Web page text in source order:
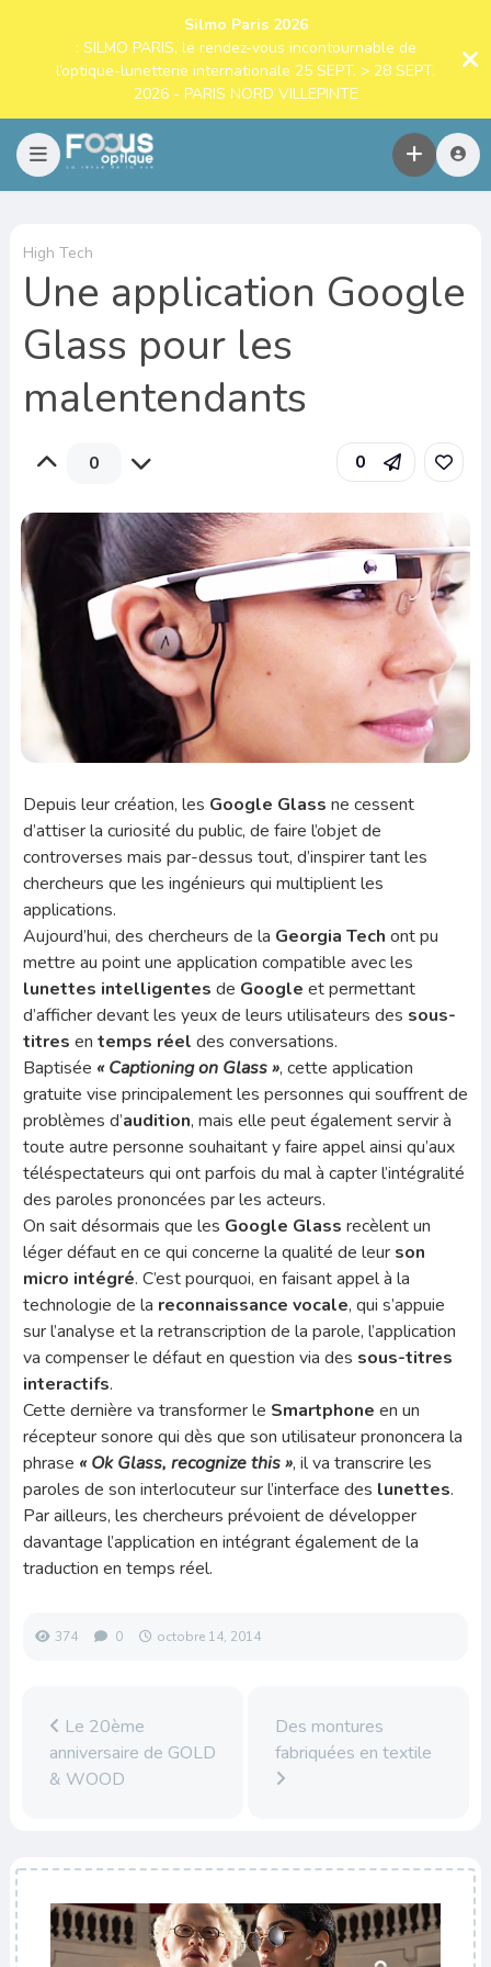
Silmo Paris 2026
: SILMO PARIS, le rendez-vous incontournable de
l’optique-lunetterie internationale 25 SEPT. > 28 SEPT.
2026 - PARIS NORD VILLEPINTE
High Tech
Une application Google
Glass pour les
malentendants
0 0
Depuis leur création, les Google Glass ne cessent
d’attiser la curiosité du public, de faire l’objet de
controverses mais par-dessus tout, d’inspirer tant les
chercheurs que les ingénieurs qui multiplient les
applications.
Aujourd’hui, des chercheurs de la Georgia Tech ont pu
mettre au point une application compatible avec les
lunettes intelligentes de Google et permettant
d’afficher devant les yeux de leurs utilisateurs des sous-
titres en temps réel des conversations.
Baptisée « Captioning on Glass », cette application
gratuite vise principalement les personnes qui souffrent de
problèmes d’audition, mais elle peut également servir à
toute autre personne souhaitant y faire appel ainsi qu’aux
téléspectateurs qui ont parfois du mal à capter l’intégralité
des paroles prononcées par les acteurs.
On sait désormais que les Google Glass recèlent un
léger défaut en ce qui concerne la qualité de leur son
micro intégré. C’est pourquoi, en faisant appel à la
technologie de la reconnaissance vocale, qui s’appuie
sur l’analyse et la retranscription de la parole, l’application
va compenser le défaut en question via des sous-titres
interactifs.
Cette dernière va transformer le Smartphone en un
récepteur sonore qui dès que son utilisateur prononcera la
phrase « Ok Glass, recognize this », il va transcrire les
paroles de son interlocuteur sur l’interface des lunettes.
Par ailleurs, les chercheurs prévoient de développer
davantage l’application en intégrant également de la
traduction en temps réel.
374 0 octobre 14, 2014
Le 20ème
anniversaire de GOLD
& WOOD
Des montures
fabriquées en textile